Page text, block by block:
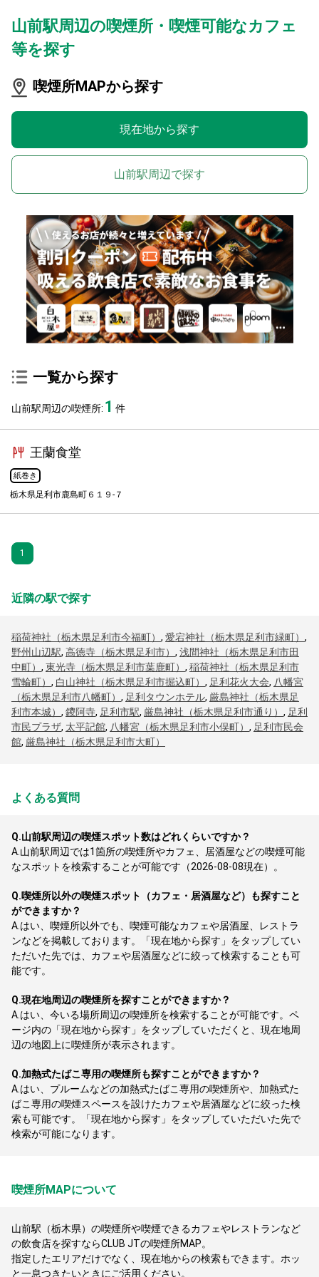
山前駅周辺の喫煙所・喫煙可能なカフェ
等を探す
喫煙所MAPから探す
現在地から探す
山前駅周辺で探す
一覧から探す
山前駅周辺の喫煙所: 1 件
王蘭食堂
紙巻き
栃木県足利市鹿島町６１９-７
1
近隣の駅で探す
稲荷神社（栃木県足利市今福町） , 愛宕神社（栃木県足利市緑町） ,
野州山辺駅, 高徳寺（栃木県足利市） , 浅間神社（栃木県足利市田
中町） , 東光寺（栃木県足利市葉鹿町） , 稲荷神社（栃木県足利市
雪輪町） , 白山神社（栃木県足利市掘込町） , 足利花火大会, 八幡宮
（栃木県足利市八幡町） , 足利タウンホテル, 厳島神社（栃木県足
利市本城） , 鑁阿寺, 足利市駅, 厳島神社（栃木県足利市通り） , 足利
市民プラザ, 太平記館, 八幡宮（栃木県足利市小俣町） , 足利市民会
館, 厳島神社（栃木県足利市大町）
よくある質問
Q.山前駅周辺の喫煙スポット数はどれくらいですか？
A. 山前駅周辺では1箇所の喫煙所やカフェ、居酒屋などの喫煙可能
なスポットを検索することが可能です（2026-08-08現在）。
Q.喫煙所以外の喫煙スポット（カフェ・居酒屋など）も探すこと
ができますか？
A. はい、喫煙所以外でも、喫煙可能なカフェや居酒屋、レストラ
ンなどを掲載しております。「現在地から探す」をタップしてい
ただいた先では、カフェや居酒屋などに絞って検索することも可
能です。
Q.現在地周辺の喫煙所を探すことができますか？
A. はい、今いる場所周辺の喫煙所を検索することが可能です。ペ
ージ内の「現在地から探す」をタップしていただくと、現在地周
辺の地図上に喫煙所が表示されます。
Q.加熱式たばこ専用の喫煙所も探すことができますか？
A. はい、プルームなどの加熱式たばこ専用の喫煙所や、加熱式た
ばこ専用の喫煙スペースを設けたカフェや居酒屋などに絞った検
索も可能です。「現在地から探す」をタップしていただいた先で
検索が可能になります。
喫煙所MAPについて
山前駅（栃木県）の喫煙所や喫煙できるカフェやレストランなど
の飲食店を探すならCLUB JTの喫煙所MAP。
指定したエリアだけでなく、現在地からの検索もできます。ホッ
と一息つきたいときにご活用ください。